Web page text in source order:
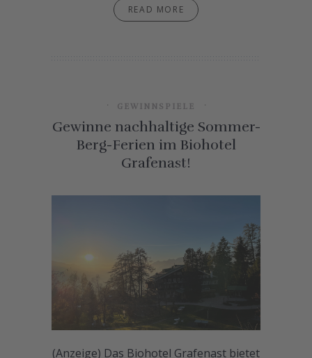
READ MORE
GEWINNSPIELE
Gewinne nachhaltige Sommer-
Berg-Ferien im Biohotel
Grafenast!
(Anzeige) Das Biohotel Grafenast bietet